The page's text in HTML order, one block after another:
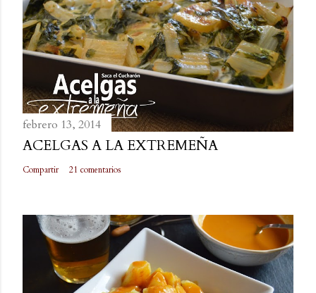
febrero 13, 2014
ACELGAS A LA EXTREMEÑA
Compartir 21 comentarios